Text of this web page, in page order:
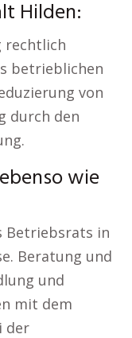
Hilden:
rechtlich
betrieblichen
von
durch den
wie
Betriebsrats in
Beratung und
und
mit dem
der